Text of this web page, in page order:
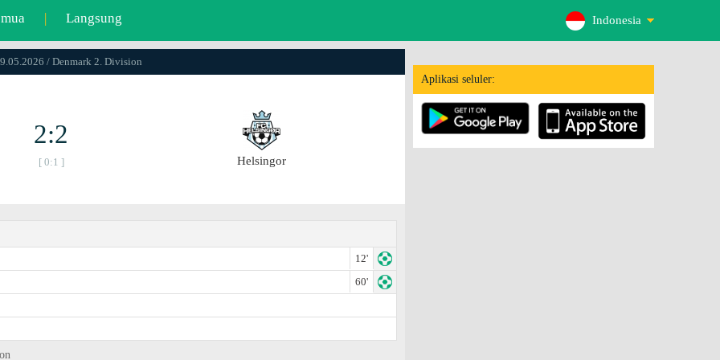
| Langsung Indonesia
Aplikasi seluler:
/ Denmark 2. Division
2:2
[ 0:1 ] Helsingor
12'
60'